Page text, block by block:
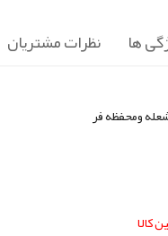
ها نظرات مشتریان
ومحفظه فر
کالا